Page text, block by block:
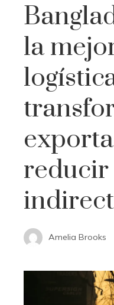
la
reducir
Amelia Brooks